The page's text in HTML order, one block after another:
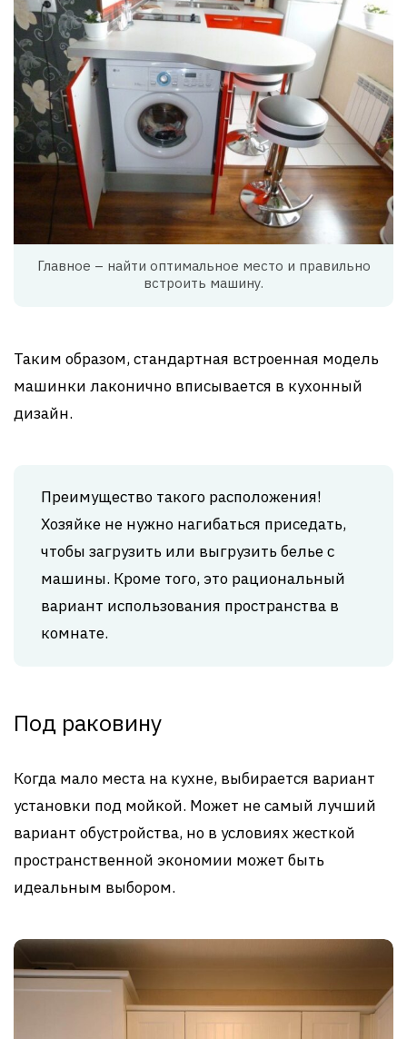
Главное – найти оптимальное место и правильно
встроить машину.
Таким образом, стандартная встроенная модель
машинки лаконично вписывается в кухонный
дизайн.
Преимущество такого расположения!
Хозяйке не нужно нагибаться приседать,
чтобы загрузить или выгрузить белье с
машины. Кроме того, это рациональный
вариант использования пространства в
комнате.
Под раковину
Когда мало места на кухне, выбирается вариант
установки под мойкой. Может не самый лучший
вариант обустройства, но в условиях жесткой
пространственной экономии может быть
идеальным выбором.